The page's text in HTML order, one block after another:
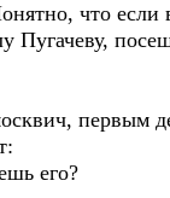
что если
Пугачеву,
первым
его?